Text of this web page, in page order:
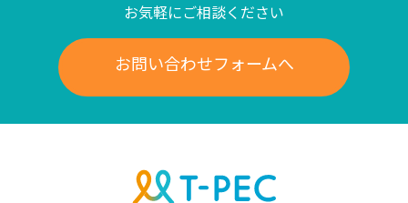
お気軽にご相談ください
お問い合わせフォームへ